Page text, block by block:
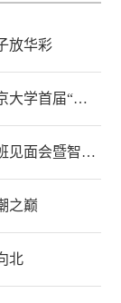
放华彩
仲冬辜月，顾往望新｜北京大学首届“智班奖学金” 颁奖仪式圆满举行
金秋九月，智友同行｜智班见面会暨智学会换届选举圆满举行
之巅
北